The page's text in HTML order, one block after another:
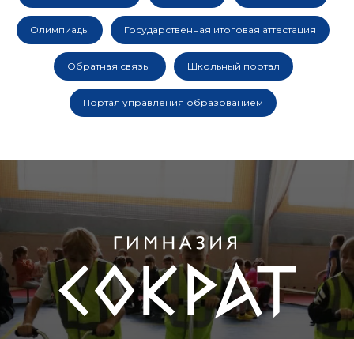
Олимпиады Государственная итоговая аттестация
Обратная связь Школьный портал
Портал управления образованием